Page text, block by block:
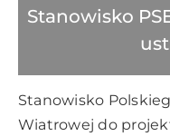
Stanowisko
Stanowisko
Wiatrowej do